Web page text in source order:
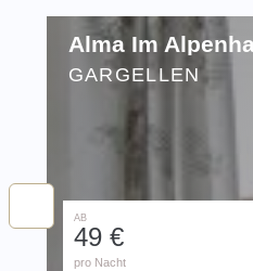
Alma Im
GARGELLEN
AB
49 €
pro Nacht